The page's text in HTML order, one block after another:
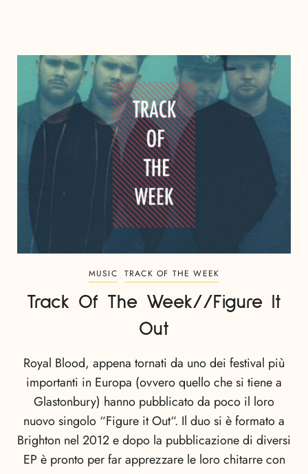
MUSIC TRACK OF THE WEEK
Track Of The Week//Figure It
Out
Royal Blood, appena tornati da uno dei festival più
importanti in Europa (ovvero quello che si tiene a
Glastonbury) hanno pubblicato da poco il loro
nuovo singolo “Figure it Out“. Il duo si è formato a
Brighton nel 2012 e dopo la pubblicazione di diversi
EP è pronto per far apprezzare le loro chitarre con